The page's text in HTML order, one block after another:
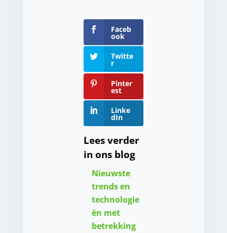
Faceb
ook
Twitte
r
Pinter
est
Linke
dIn
Lees verder
in ons blog
Nieuwste
trends en
technologie
ën met
betrekking